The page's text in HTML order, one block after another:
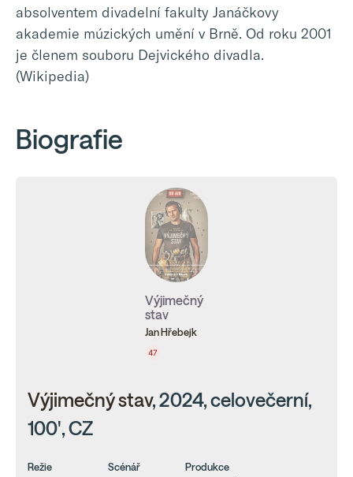
absolventem divadelní fakulty Janáčkovy
akademie múzických umění v Brně. Od roku 2001
je členem souboru Dejvického divadla.
(Wikipedia)
Biografie
Výjimečný
stav
Jan Hřebejk
47
Výjimečný stav, 2024, celovečerní,
100', CZ
Režie Scénář Produkce